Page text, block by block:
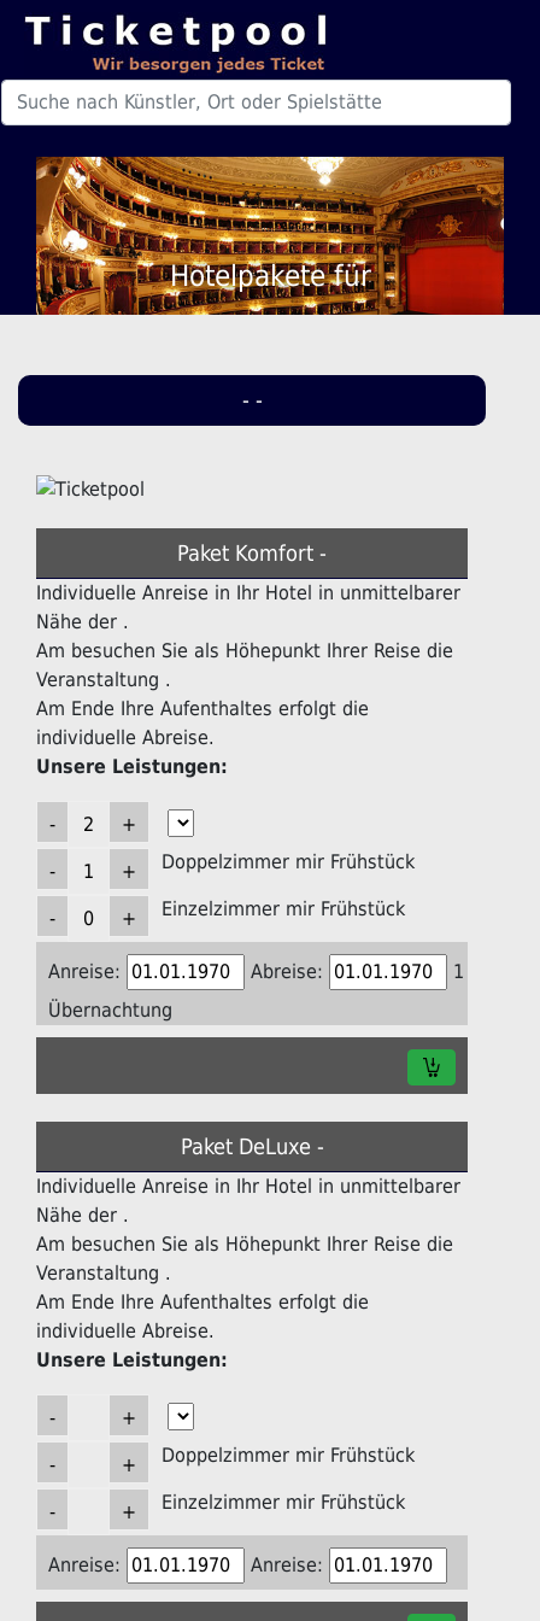
Hotelpakete für
- -
Paket Komfort -
Individuelle Anreise in Ihr Hotel in unmittelbarer
Nähe der .
Am besuchen Sie als Höhepunkt Ihrer Reise die
Veranstaltung .
Am Ende Ihre Aufenthaltes erfolgt die
individuelle Abreise.
Unsere Leistungen:
Doppelzimmer mir Frühstück
Einzelzimmer mir Frühstück
Anreise: Abreise:
1
Übernachtung
Paket DeLuxe -
Individuelle Anreise in Ihr Hotel in unmittelbarer
Nähe der .
Am besuchen Sie als Höhepunkt Ihrer Reise die
Veranstaltung .
Am Ende Ihre Aufenthaltes erfolgt die
individuelle Abreise.
Unsere Leistungen:
Doppelzimmer mir Frühstück
Einzelzimmer mir Frühstück
Anreise: Anreise: